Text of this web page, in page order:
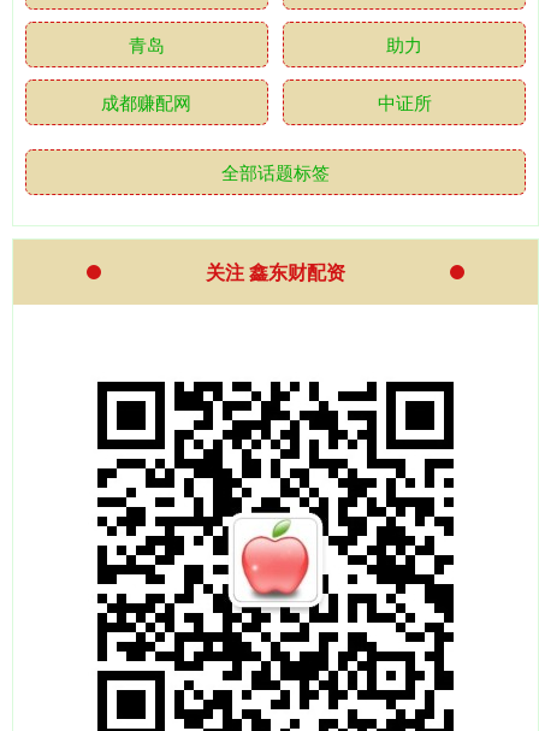
青岛 助力
成都赚配网 中证所
全部话题标签
关注 鑫东财配资